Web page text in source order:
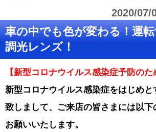
2020/07/
車の中でも色が変わる！運
調光レンズ！
【新型コロナウイルス感染症予防の
新型コロナウイルス感染症をはじめ
致しまして、ご来店の皆さまには以
お願いいたします。